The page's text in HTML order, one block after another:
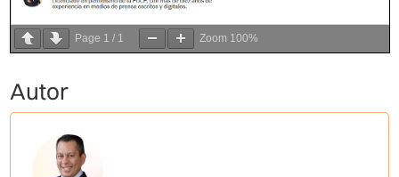
Page 1 / 1 Zoom 100%
Autor